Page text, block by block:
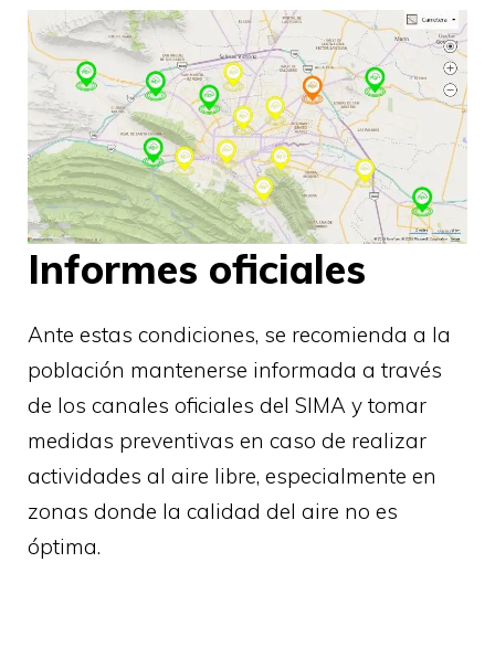
Informes oficiales
Ante estas condiciones, se recomienda a la
población mantenerse informada a través
de los canales oficiales del SIMA y tomar
medidas preventivas en caso de realizar
actividades al aire libre, especialmente en
zonas donde la calidad del aire no es
óptima.